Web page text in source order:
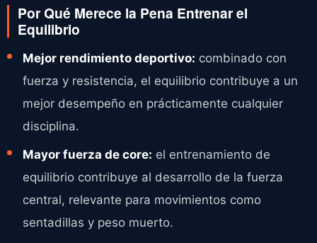
Por Qué Merece la Pena Entrenar el
Equilibrio
Mejor rendimiento deportivo: combinado con
fuerza y resistencia, el equilibrio contribuye a un
mejor desempeño en prácticamente cualquier
disciplina.
Mayor fuerza de core: el entrenamiento de
equilibrio contribuye al desarrollo de la fuerza
central, relevante para movimientos como
sentadillas y peso muerto.